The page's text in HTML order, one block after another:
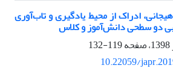
ادراک از محیط یادگیری و تاب‌آوری
دو سطحی دانش‌آموز و کلاس
119-132
10.22059/